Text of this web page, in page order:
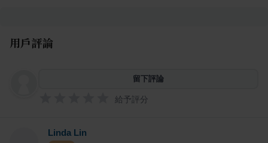
用戶評論
留下評論
給予評分
Linda Lin